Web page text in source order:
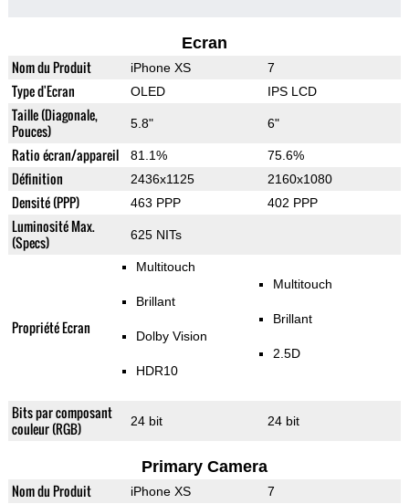
Ecran
Nom du Produit iPhone XS 7
Type d'Ecran OLED IPS LCD
Taille (Diagonale,
Pouces)
5.8" 6"
Ratio écran/appareil 81.1% 75.6%
Définition 2436x1125 2160x1080
Densité (PPP) 463 PPP 402 PPP
Luminosité Max.
(Specs)
625 NITs
Propriété Ecran
Multitouch
Brillant
Dolby Vision
HDR10
Multitouch
Brillant
2.5D
Bits par composant
couleur (RGB)
24 bit 24 bit
Primary Camera
Nom du Produit iPhone XS 7